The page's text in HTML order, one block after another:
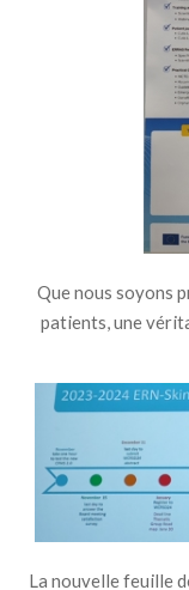
Que nous soyons
patients, une
La nouvelle feuille